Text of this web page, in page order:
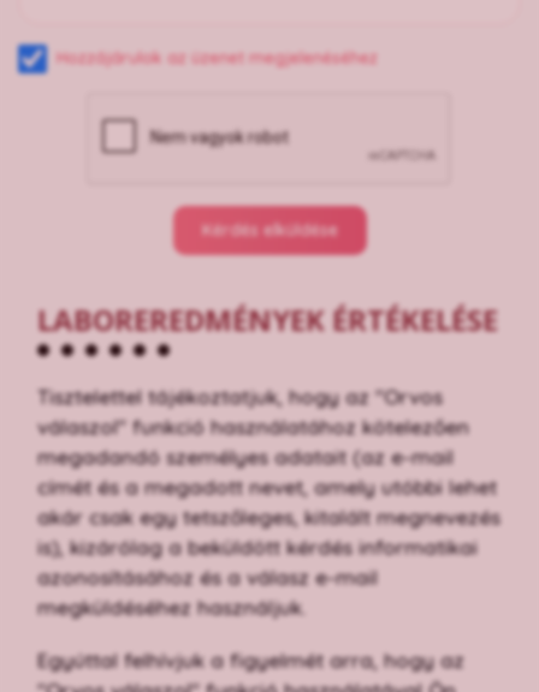
Hozzájárulok az üzenet megjelenéséhez
Kérdés elküldése
LABOREREDMÉNYEK ÉRTÉKELÉSE
Tisztelettel tájékoztatjuk, hogy az "Orvos
válaszol" funkció használatához kötelezően
megadandó személyes adatait (az e-mail
címét és a megadott nevet, amely utóbbi lehet
akár csak egy tetszőleges, kitalált megnevezés
is), kizárólag a beküldött kérdés informatikai
azonosításához és a válasz e-mail
megküldéséhez használjuk.
Egyúttal felhívjuk a figyelmét arra, hogy az